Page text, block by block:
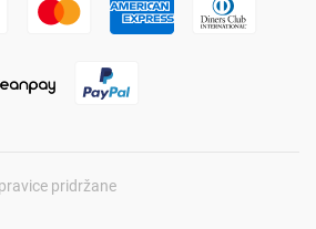
pridržane